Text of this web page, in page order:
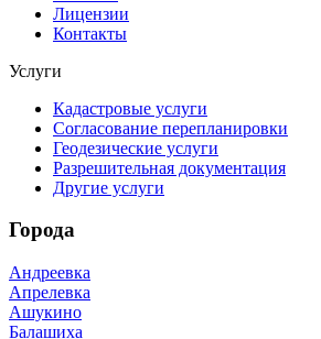
Лицензии
Контакты
Услуги
Кадастровые услуги
Согласование перепланировки
Геодезические услуги
Разрешительная документация
Другие услуги
Города
Андреевка
Апрелевка
Ашукино
Балашиха